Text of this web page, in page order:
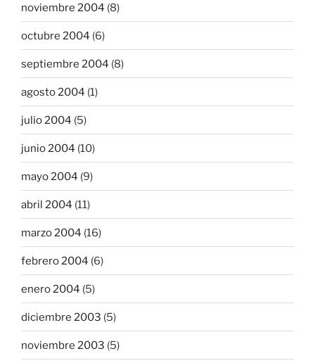
noviembre 2004 (8)
octubre 2004 (6)
septiembre 2004 (8)
agosto 2004 (1)
julio 2004 (5)
junio 2004 (10)
mayo 2004 (9)
abril 2004 (11)
marzo 2004 (16)
febrero 2004 (6)
enero 2004 (5)
diciembre 2003 (5)
noviembre 2003 (5)